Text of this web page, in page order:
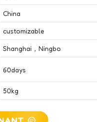
China
customizable
Shanghai，Ningbo
60days
50kg